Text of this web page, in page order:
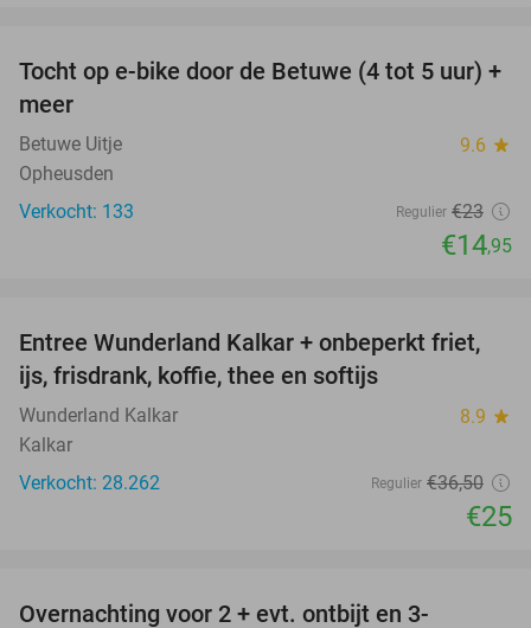
35%
Tocht op e-bike door de Betuwe (4 tot 5 uur) +
meer
Betuwe Uitje 9.6 star
Opheusden
Verkocht: 133
Regulier €23
€14,95
32%
Entree Wunderland Kalkar + onbeperkt friet,
ijs, frisdrank, koffie, thee en softijs
Wunderland Kalkar 8.9 star
Kalkar
Verkocht: 28.262
Regulier €36,50
€25
Overnachting voor 2 + evt. ontbijt en 3-